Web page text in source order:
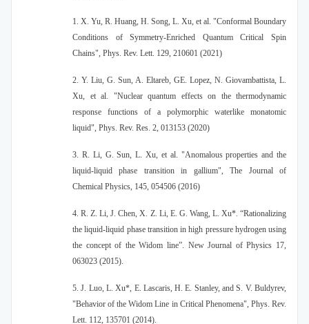
1. X. Yu, R. Huang, H. Song, L. Xu, et al. "Conformal Boundary
Conditions of Symmetry-Enriched Quantum Critical Spin
Chains", Phys. Rev. Lett. 129, 210601 (2021)
2. Y. Liu, G. Sun, A. Eltareb, GE. Lopez, N. Giovambattista, L.
Xu, et al. "Nuclear quantum effects on the thermodynamic
response functions of a polymorphic waterlike monatomic
liquid", Phys. Rev. Res. 2, 013153 (2020)
3. R. Li, G. Sun, L. Xu, et al. "Anomalous properties and the
liquid-liquid phase transition in gallium", The Journal of
Chemical Physics, 145, 054506 (2016)
4. R. Z. Li, J. Chen, X. Z. Li, E. G. Wang, L. Xu*. “Rationalizing
the liquid-liquid phase transition in high pressure hydrogen using
the concept of the Widom line”. New Journal of Physics 17,
063023 (2015).
5. J. Luo, L. Xu*, E. Lascaris, H. E. Stanley, and S. V. Buldyrev,
"Behavior of the Widom Line in Critical Phenomena", Phys. Rev.
Lett. 112, 135701 (2014).